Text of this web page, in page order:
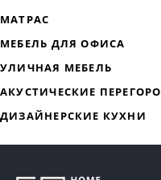
ДИЗАЙНЕРСКАЯ МЕБЕЛЬ